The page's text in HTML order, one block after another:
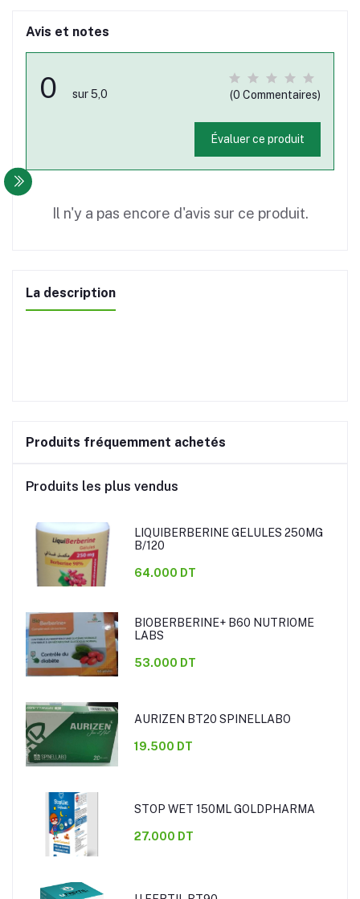
Avis et notes
0 sur 5,0 (0 Commentaires)
Évaluer ce produit
Il n'y a pas encore d'avis sur ce produit.
La description
Produits fréquemment achetés
Produits les plus vendus
LIQUIBERBERINE GELULES 250MG
B/120
64.000 DT
BIOBERBERINE+ B60 NUTRIOME
LABS
53.000 DT
AURIZEN BT20 SPINELLABO
19.500 DT
STOP WET 150ML GOLDPHARMA
27.000 DT